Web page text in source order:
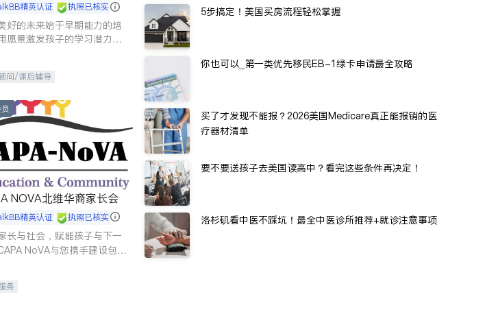
精英认证 执照已核实
好的未来始于早期能力的培
愿景激发孩子的学习潜力和
问/课后辅导
NOVA北维华裔家长会
精英认证 执照已核实
长与社会，赋能孩子与下一
NoVA与您携手建设包
务
5步搞定！美国买房流程轻松掌握
你也可以_第一类优先移民EB-1绿卡申请最全攻略
买了才发现不能报？2026美国Medicare真正能报销的医
疗器材清单
要不要送孩子去美国读高中？看完这些条件再决定！
洛杉矶看中医不踩坑！最全中医诊所推荐+就诊注意事项